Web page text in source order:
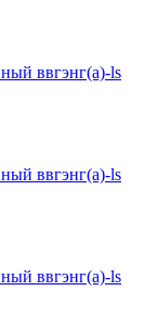
ввгэнг(a)-ls
ввгэнг(a)-ls
ввгэнг(a)-ls